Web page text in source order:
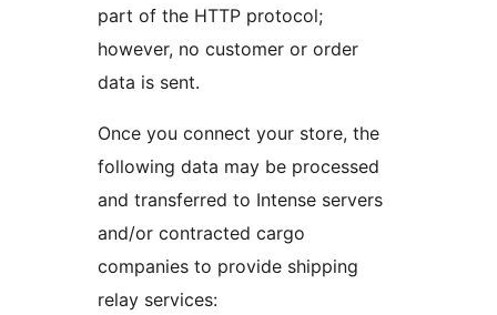
part of the HTTP protocol;
however, no customer or order
data is sent.
Once you connect your store, the
following data may be processed
and transferred to Intense servers
and/or contracted cargo
companies to provide shipping
relay services: